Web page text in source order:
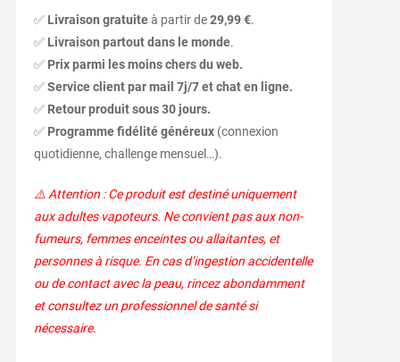
✅ Livraison gratuiteà partir de29,99 €.
✅ Livraison partout dans le monde.
✅ Prix parmi les moins chers du web.
✅Service client par mail 7j/7 et chat en ligne.
✅ Retour produit sous 30 jours.
✅ Programme fidélité généreux(connexion
quotidienne, challenge mensuel…).
⚠️ Attention : Ce produit est destiné uniquement
aux adultes vapoteurs. Ne convient pas aux non-
fumeurs, femmes enceintes ou allaitantes, et
personnes à risque. En cas d’ingestion accidentelle
ou de contact avec la peau, rincez abondamment
et consultez un professionnel de santé si
nécessaire.